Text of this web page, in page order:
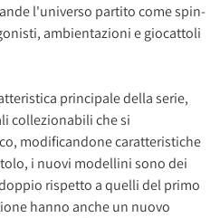
l'universo partito come spin-
ambientazioni e giocattoli
principale della serie,
collezionabili che si
modificandone caratteristiche
i nuovi modellini sono dei
rispetto a quelli del primo
hanno anche un nuovo